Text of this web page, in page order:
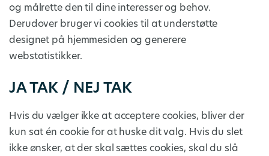
og målrette den til dine interesser og behov.
Derudover bruger vi cookies til at understøtte
designet på hjemmesiden og generere
webstatistikker.
JA TAK / NEJ TAK
Hvis du vælger ikke at acceptere cookies, bliver der
kun sat én cookie for at huske dit valg. Hvis du slet
ikke ønsker, at der skal sættes cookies, skal du slå